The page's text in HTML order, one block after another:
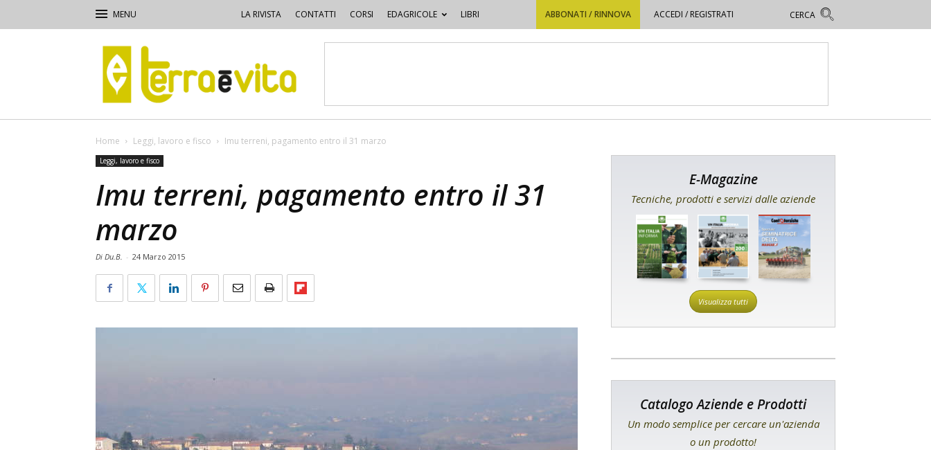
LA RIVISTA CONTATTI CORSI EDAGRICOLE LIBRI ABBONATI / RINNOVA ACCEDI / REGISTRATI
Terra
e
Vita
Home Leggi, lavoro e fisco Imu terreni, pagamento entro il 31 marzo
Leggi, lavoro e fisco
Imu terreni, pagamento entro il 31
marzo
Di Du.B. - 24 Marzo 2015
E-Magazine
Tecniche, prodotti e servizi dalle aziende
Visualizza tutti
Catalogo Aziende e Prodotti
Un modo semplice per cercare un'azienda
o un prodotto!